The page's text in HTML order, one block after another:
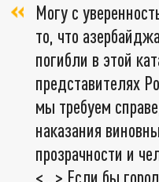
Могу с
то, что
погибли в этой
представителях
мы требуем
наказания
прозрачности и
<…> Если бы